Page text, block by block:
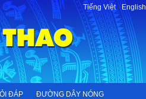
Tiếng Việt-English
ĐÁP ĐƯỜNG DÂY NÓNG